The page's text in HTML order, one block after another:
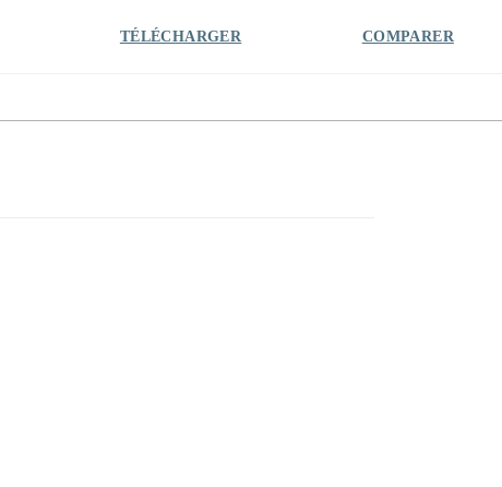
TÉLÉCHARGER COMPARER